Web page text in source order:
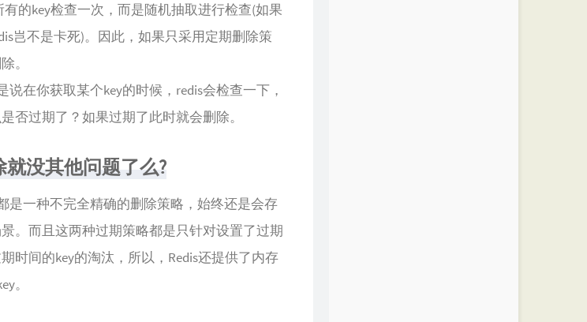
有的key检查一次，而是随机抽取进行检查(如果
岂不是卡死)。因此，如果只采用定期删除策
。
在你获取某个key的时候，redis会检查一下，
否过期了？如果过期了此时就会删除。
没其他问题了么?
是一种不完全精确的删除策略，始终还是会存
。而且这两种过期策略都是只针对设置了过期
时间的key的淘汰，所以，Redis还提供了内存
。